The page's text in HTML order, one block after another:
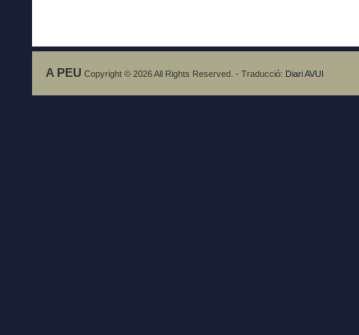
A PEU Copyright © 2026 All Rights Reserved. - Traducció: Diari AVUI